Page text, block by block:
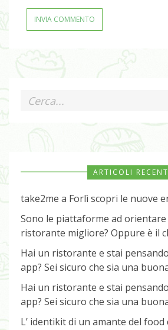
ARTICOLI
take2me a Forlì scopri le nuove
Sono le piattaforme ad orientare
ristorante migliore? Oppure è il
Hai un ristorante e stai
app? Sei sicuro che sia una
Hai un ristorante e stai
app? Sei sicuro che sia una
L’ identikit di un amante del food